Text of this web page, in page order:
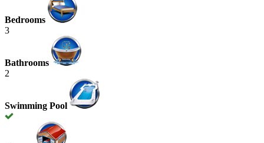
Bedrooms
3
Bathrooms
2
Swimming Pool